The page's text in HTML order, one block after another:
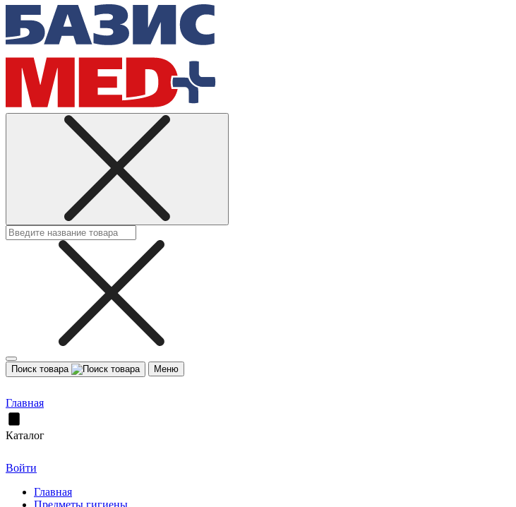
Поиск товара Меню
Главная
Каталог
Войти
Главная
Предметы гигиены